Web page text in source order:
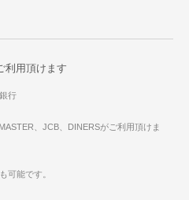
利用頂けます
行
、JCB、DINERSがご利用頂けま
可能です。